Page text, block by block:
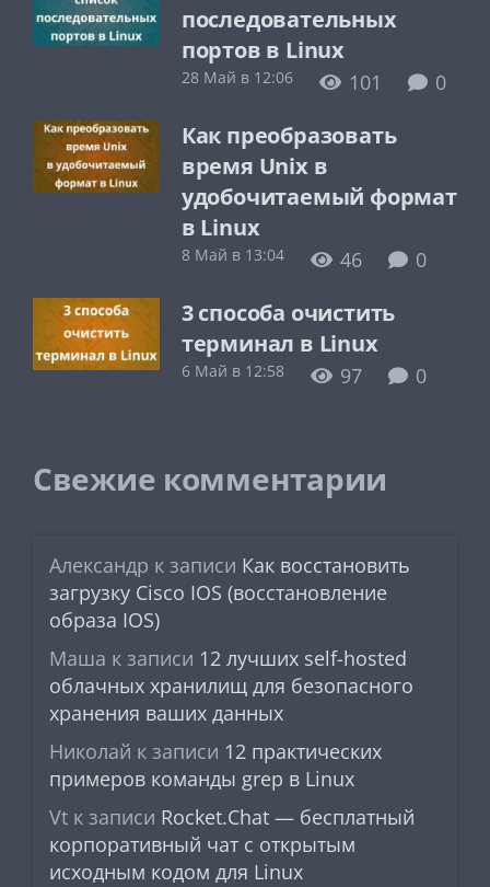
последовательных
портов в Linux
28 Май в 12:06 101 0
Как преобразовать
время Unix в
удобочитаемый формат
в Linux
8 Май в 13:04 46 0
3 способа очистить
терминал в Linux
6 Май в 12:58 97 0
Свежие комментарии
Александр к записи Как восстановить
загрузку Cisco IOS (восстановление
образа IOS)
Маша к записи 12 лучших self-hosted
облачных хранилищ для безопасного
хранения ваших данных
Николай к записи 12 практических
примеров команды grep в Linux
Vt к записи Rocket.Chat — бесплатный
корпоративный чат с открытым
исходным кодом для Linux